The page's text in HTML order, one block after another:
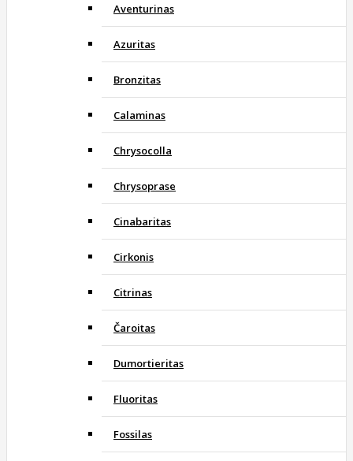
Aventurinas
Azuritas
Bronzitas
Calaminas
Chrysocolla
Chrysoprase
Cinabaritas
Cirkonis
Citrinas
Čaroitas
Dumortieritas
Fluoritas
Fossilas